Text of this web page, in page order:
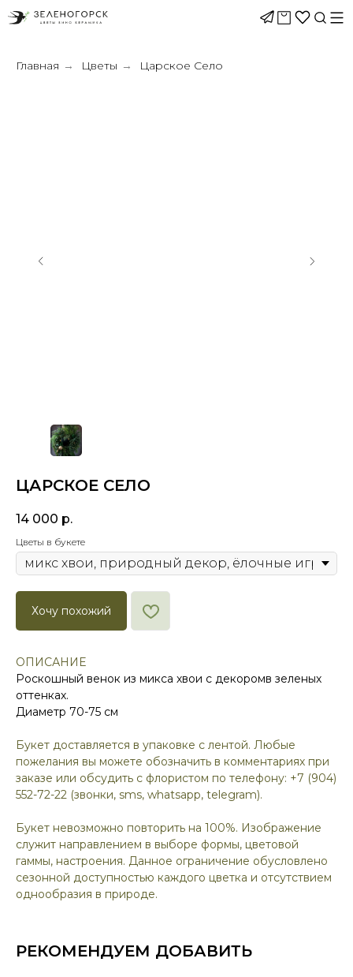
Главная → Цветы → Царское Село
ЦАРСКОЕ СЕЛО
14 000 р.
Цветы в букете
Хочу похожий
ОПИСАНИЕ
Роскошный венок из микса хвои с декоромв зеленых
оттенках.
Диаметр 70-75 см
Букет доставляется в упаковке с лентой. Любые
пожелания вы можете обозначить в комментариях при
заказе или обсудить с флористом по телефону: +7 (904)
552-72-22 (звонки, sms, whatsapp, telegram).
Букет невозможно повторить на 100%. Изображение
служит направлением в выборе формы, цветовой
гаммы, настроения. Данное ограничение обусловлено
сезонной доступностью каждого цветка и отсутствием
однообразия в природе.
РЕКОМЕНДУЕМ ДОБАВИТЬ